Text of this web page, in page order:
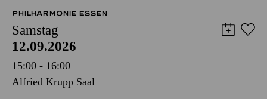
PHILHARMONIE ESSEN
Samstag
12.09.2026
15:00 - 16:00
Alfried Krupp Saal